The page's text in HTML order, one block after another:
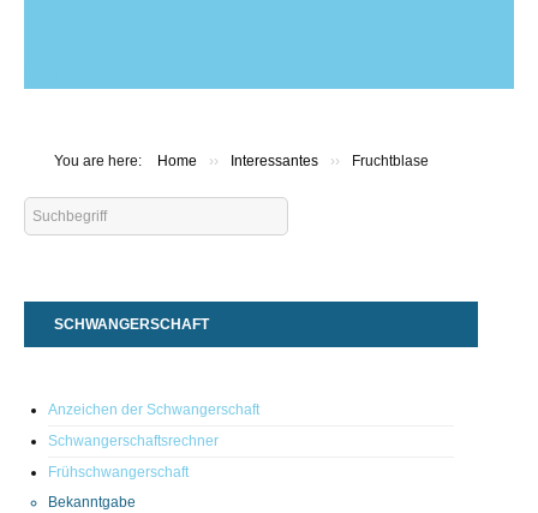
You are here: Home ›› Interessantes ›› Fruchtblase
Search
...
SCHWANGERSCHAFT
Anzeichen der Schwangerschaft
Schwangerschaftsrechner
Frühschwangerschaft
Bekanntgabe